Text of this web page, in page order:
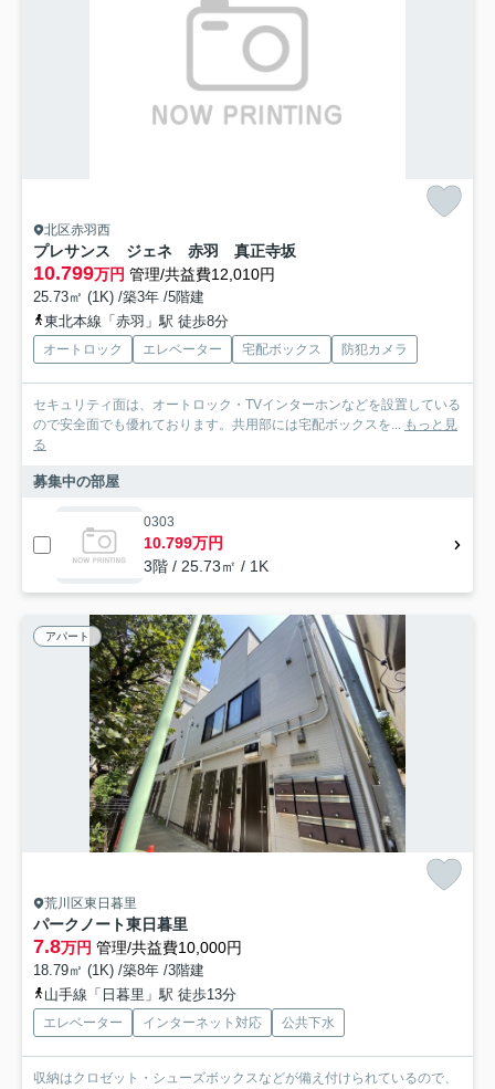
北区赤羽西
プレサンス ジェネ 赤羽 真正寺坂
10.799万円 管理/共益費12,010円
25.73㎡ (1K) /築3年 /5階建
東北本線「赤羽」駅 徒歩8分
オートロック エレベーター 宅配ボックス 防犯カメラ
セキュリティ面は、オートロック・TVインターホンなどを設置している
ので安全面でも優れております。共用部には宅配ボックスを... もっと見
る
募集中の部屋
0303
10.799万円
3階 / 25.73㎡ / 1K
アパート
荒川区東日暮里
パークノート東日暮里
7.8万円 管理/共益費10,000円
18.79㎡ (1K) /築8年 /3階建
山手線「日暮里」駅 徒歩13分
エレベーター インターネット対応 公共下水
収納はクロゼット・シューズボックスなどが備え付けられているので、